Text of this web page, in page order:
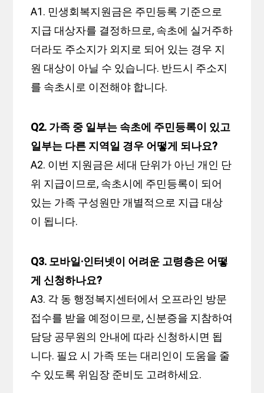
A1. 민생회복지원금은 주민등록 기준으로
지급 대상자를 결정하므로, 속초에 실거주하
더라도 주소지가 외지로 되어 있는 경우 지
원 대상이 아닐 수 있습니다. 반드시 주소지
를 속초시로 이전해야 합니다.
Q2. 가족 중 일부는 속초에 주민등록이 있고
일부는 다른 지역일 경우 어떻게 되나요?
A2. 이번 지원금은 세대 단위가 아닌 개인 단
위 지급이므로, 속초시에 주민등록이 되어
있는 가족 구성원만 개별적으로 지급 대상
이 됩니다.
Q3. 모바일·인터넷이 어려운 고령층은 어떻
게 신청하나요?
A3. 각 동 행정복지센터에서 오프라인 방문
접수를 받을 예정이므로, 신분증을 지참하여
담당 공무원의 안내에 따라 신청하시면 됩
니다. 필요 시 가족 또는 대리인이 도움을 줄
수 있도록 위임장 준비도 고려하세요.